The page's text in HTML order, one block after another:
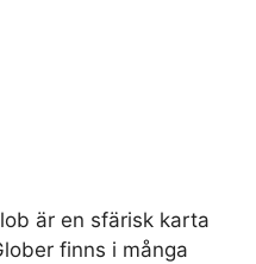
är en sfärisk karta
finns i många